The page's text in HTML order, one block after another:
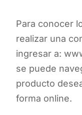
Para conocer
realizar una
ingresar a:
se puede
producto
forma online.